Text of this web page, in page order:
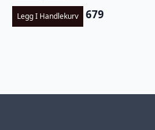
Legg I Handlekurv 679